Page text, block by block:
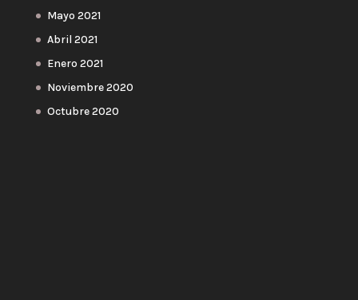
Mayo 2021
Abril 2021
Enero 2021
Noviembre 2020
Octubre 2020